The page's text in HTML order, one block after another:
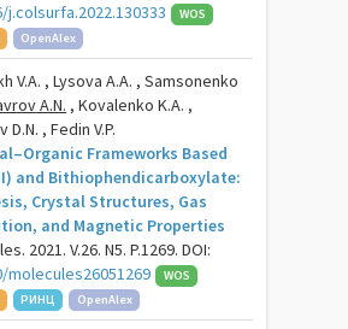
j.colsurfa.2022.130333
WOS
OpenAlex
V.A. , Lysova A.A. , Samsonenko
A.N. , Kovalenko K.A. ,
D.N. , Fedin V.P.
Frameworks Based
and Bithiophendicarboxylate:
Crystal Structures, Gas
and Magnetic Properties
2021. V.26. N5. P.1269. DOI:
molecules26051269
WOS
РИНЦ OpenAlex